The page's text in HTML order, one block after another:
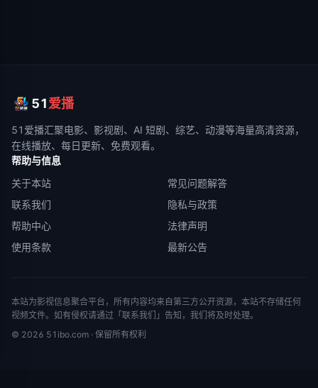
51爱播
51爱播汇聚电影、影视剧、AI 短剧、综艺、动漫等海量高清资源，
在线播放、每日更新、免费观看。
帮助与信息
关于本站
常见问题解答
联系我们
隐私与政策
帮助中心
法律声明
使用条款
最新公告
本站为影视信息聚合平台，所有内容均来自第三方公开资源，本站不存储任何
视频文件。如有侵权请通过「联系我们」告知，我们将及时处理。
© 2026 51ibo.com · 保留所有权利